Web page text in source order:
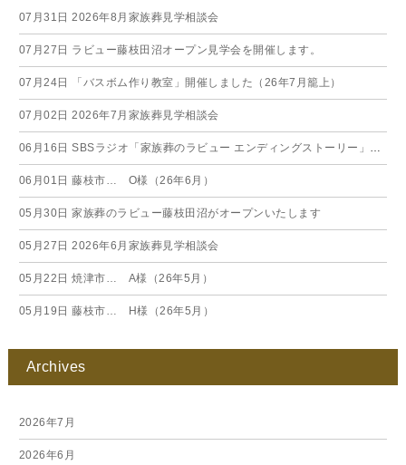
07月31日 2026年8月家族葬見学相談会
07月27日 ラビュー藤枝田沼オープン見学会を開催します。
07月24日 「バスボム作り教室」開催しました（26年7月籠上）
07月02日 2026年7月家族葬見学相談会
06月16日 SBSラジオ「家族葬のラビュー エンディングストーリー」に弊社スタッフが出演いたしました（26年6月）
06月01日 藤枝市… O様（26年6月）
05月30日 家族葬のラビュー藤枝田沼がオープンいたします
05月27日 2026年6月家族葬見学相談会
05月22日 焼津市… A様（26年5月）
05月19日 藤枝市… H様（26年5月）
Archives
2026年7月
2026年6月